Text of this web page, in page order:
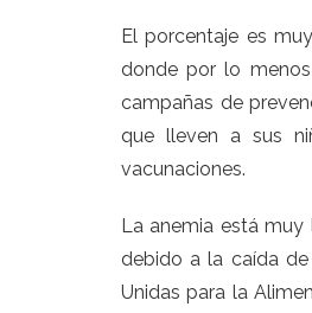
El porcentaje es
donde por lo
campañas de
que lleven a sus
vacunaciones.
La anemia está
debido a la caída de
Unidas para la